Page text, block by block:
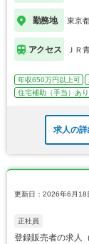
勤務地 東京
アクセス ＪＲ
年収650万円以上可
住宅補助（手当）あり
求人の
更新日：2026年6月18
正社員
登録販売者の求人